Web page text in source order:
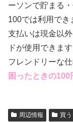
ーソンで貯まる
100では利用でき
支払いは現金以
ドが使用できま
フレンドリーな
困ったときの
周辺情報 買う